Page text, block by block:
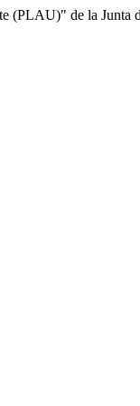
(PLAU)" de la Junta